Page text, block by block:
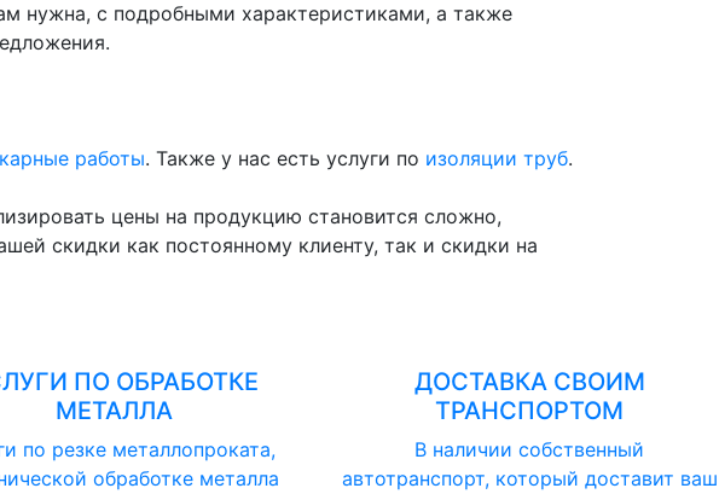
нужна, с подробными характеристиками, а также
работы. Также у нас есть услуги по изоляции труб.
цены на продукцию становится сложно,
скидки как постоянному клиенту, так и скидки на
ПО ОБРАБОТКЕ
МЕТАЛЛА
по резке металлопроката,
обработке металла
ДОСТАВКА СВОИМ
ТРАНСПОРТОМ
В наличии собственный
автотранспорт, который доставит ваш